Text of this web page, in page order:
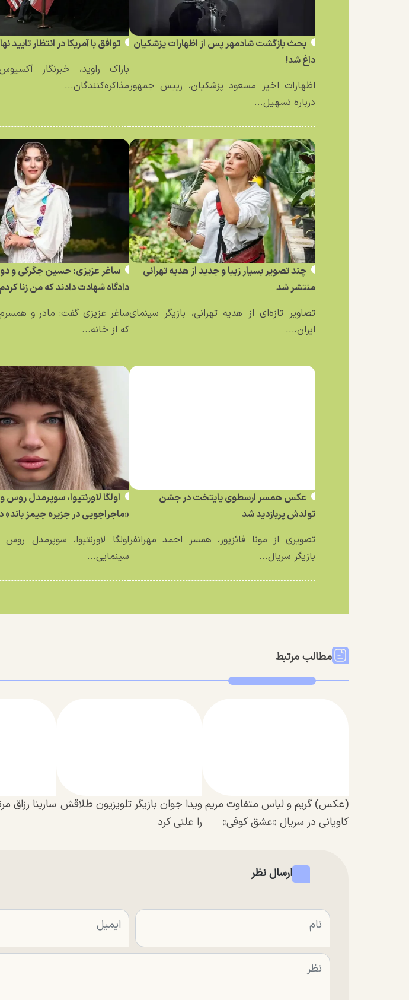
بحث بازگشت شادمهر پس از اظهارات پزشکیان
داغ شد!
اظهارات اخیر مسعود پزشکیان، رییس جمهور
درباره تسهیل...
توافق با آمریکا در انتظار تایید
باراک راوید، خبرنگار
مذاکره‌کنندگان...
چند تصویر بسیار زیبا و جدید از هدیه تهرانی
منتشر شد
تصاویر تازه‌ای از هدیه تهرانی، بازیگر سینمای
ایران،...
ساغر عزیزی: حسین جگرکی و دو
دادگاه شهادت دادند که من زنا
ساغر عزیزی گفت: مادر و
که از خانه...
عکس همسر ارسطوی پایتخت در جشن
تولدش پربازدید شد
تصویری از مونا فائزپور، همسر احمد مهرانفر
بازیگر سریال...
اولگا لاورنتیوا، سوپرمدل روس
«ماجراجویی در جزیره جیمز باند»
اولگا لاورنتیوا، سوپرمدل
سینمایی...
مطالب مرتبط
(عکس) گریم و لباس متفاوت مریم
کاویانی در سریال «عشق کوفی»
ویدا جوان بازیگر تلویزیون طلاقش
را علنی کرد
سارینا رزاق
ارسال نظر